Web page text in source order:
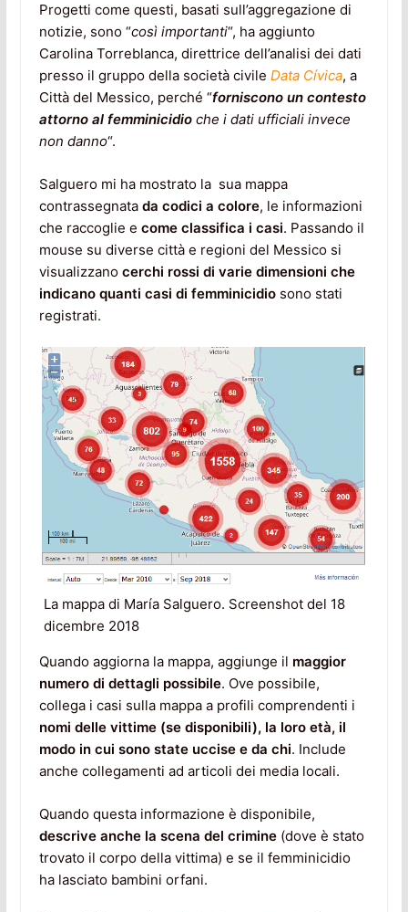
Progetti come questi, basati sull’aggregazione di
notizie, sono “così importanti“, ha aggiunto
Carolina Torreblanca, direttrice dell’analisi dei dati
presso il gruppo della società civile Data Cívica, a
Città del Messico, perché “forniscono un contesto
attorno al femminicidio che i dati ufficiali invece
non danno“.
Salguero mi ha mostrato la sua mappa
contrassegnata da codici a colore, le informazioni
che raccoglie e come classifica i casi. Passando il
mouse su diverse città e regioni del Messico si
visualizzano cerchi rossi di varie dimensioni che
indicano quanti casi di femminicidiosono stati
registrati.
La mappa di María Salguero. Screenshot del 18
dicembre 2018
Quando aggiorna la mappa, aggiunge il maggior
numero di dettagli possibile. Ove possibile,
collega i casi sulla mappa a profili comprendenti i
nomi delle vittime (se disponibili), la loro età, il
modo in cui sono state uccise e da chi. Include
anche collegamenti ad articoli dei media locali.
Quando questa informazione è disponibile,
descrive anche la scena del crimine(dove è stato
trovato il corpo della vittima) e se il femminicidio
ha lasciato bambini orfani.